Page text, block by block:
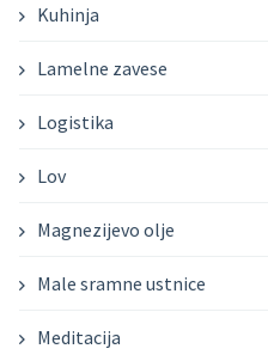
Kuhinja
Lamelne zavese
Logistika
Lov
Magnezijevo olje
Male sramne ustnice
Meditacija